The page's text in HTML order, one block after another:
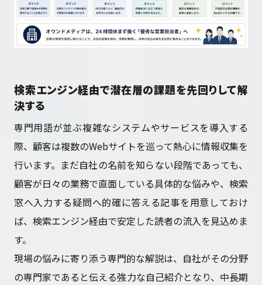
検索エンジン経由で潜在層の課題を先回りして解
決する
専門用語が並ぶ複雑なシステムやサービスを導入する
際、顧客は複数のWebサイトを巡って熱心に情報収集を
行います。まだ自社の名前を知らない段階であっても、
顧客が日々の業務で直面している具体的な悩みや、検索
窓へ入力する疑問へ的確に答える記事を用意しておけ
ば、検索エンジン経由で安定した読者の流入を見込めま
す。
現場の悩みに寄り添う専門的な解説は、自社がその分野
の専門家であると伝える強力な自己紹介となり、中長期